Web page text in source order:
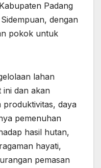
Padang
dengan
pokok untuk
lahan
ini dan akan
produktivitas, daya
pemenuhan
hasil hutan,
hayati,
pemasan